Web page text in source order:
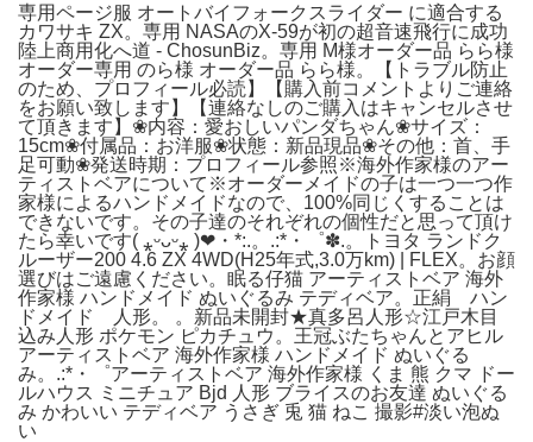
専用ページ服 オートバイフォークスライダー に適合する
カワサキ ZX。専用 NASAのX-59が初の超音速飛行に成功
陸上商用化へ道 - ChosunBiz。専用 M様オーダー品 らら様
オーダー専用 のら様 オーダー品 らら様。【トラブル防止
のため、プロフィール必読】【購入前コメントよりご連絡
をお願い致します】【連絡なしのご購入はキャンセルさせ
て頂きます】❀内容：愛おしいパンダちゃん❀サイズ：
15cm❀付属品：お洋服❀状態：新品現品❀その他：首、手
足可動❀発送時期：プロフィール参照※海外作家様のアー
ティストベアについて※オーダーメイドの子は一つ一つ作
家様によるハンドメイドなので、100%同じくすることは
できないです。その子達のそれぞれの個性だと思って頂け
たら幸いです( ⁎ᵕᴗᵕ⁎ )❤︎・*:.。.:*・゜✽.。トヨタ ランドク
ルーザー200 4.6 ZX 4WD(H25年式,3.0万km) | FLEX。お顔
選びはご遠慮ください。眠る仔猫 アーティストベア 海外
作家様 ハンドメイド ぬいぐるみ テディベア。正絹 ハン
ドメイド 人形。 。新品未開封★真多呂人形☆江戸木目
込み人形 ポケモン ピカチュウ。王冠ぶたちゃんとアヒル
アーティストベア 海外作家様 ハンドメイド ぬいぐる
み。.:*・゜アーティストベア 海外作家様 くま 熊 クマ ドー
ルハウス ミニチュア Bjd 人形 ブライスのお友達 ぬいぐる
み かわいい テディベア うさぎ 兎 猫 ねこ 撮影#淡い泡ぬ
い